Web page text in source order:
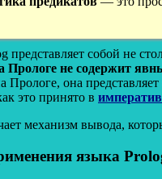
представляет собой не
Прологе не содержит
Прологе, она
это принято в
механизм вывода,
языка